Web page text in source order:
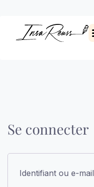
Se connecter
Identifiant ou e-mail